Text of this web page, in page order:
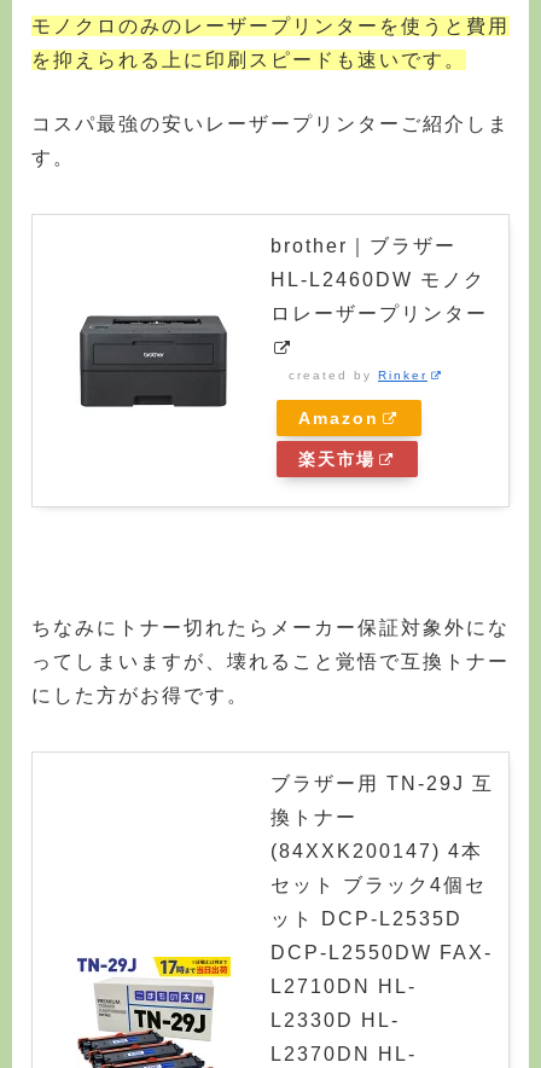
モノクロのみのレーザープリンターを使うと費用
を抑えられる上に印刷スピードも速いです。
コスパ最強の安いレーザープリンターご紹介しま
す。
brother｜ブラザー
HL-L2460DW モノク
ロレーザープリンター
created by Rinker
Amazon
楽天市場
ちなみにトナー切れたらメーカー保証対象外にな
ってしまいますが、壊れること覚悟で互換トナー
にした方がお得です。
ブラザー用 TN-29J 互
換トナー
(84XXK200147) 4本
セット ブラック4個セ
ット DCP-L2535D
DCP-L2550DW FAX-
L2710DN HL-
L2330D HL-
L2370DN HL-